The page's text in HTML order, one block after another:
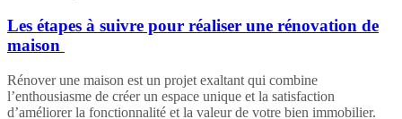
Les étapes à suivre pour réaliser une rénovation de
maison
Rénover une maison est un projet exaltant qui combine
l’enthousiasme de créer un espace unique et la satisfaction
d’améliorer la fonctionnalité et la valeur de votre bien immobilier.